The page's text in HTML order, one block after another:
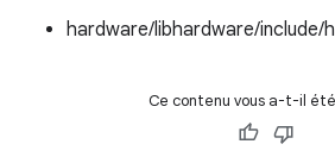
hardware/libhardware/include/
Ce contenu vous a-t-il